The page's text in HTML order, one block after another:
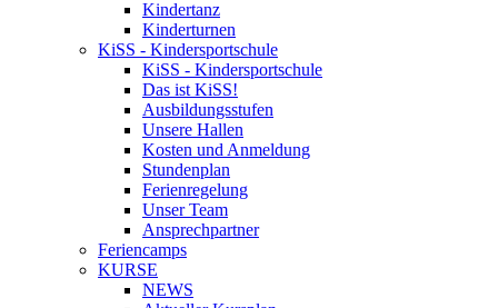
Kindertanz
Kinderturnen
KiSS - Kindersportschule
KiSS - Kindersportschule
Das ist KiSS!
Ausbildungsstufen
Unsere Hallen
Kosten und Anmeldung
Stundenplan
Ferienregelung
Unser Team
Ansprechpartner
Feriencamps
KURSE
NEWS